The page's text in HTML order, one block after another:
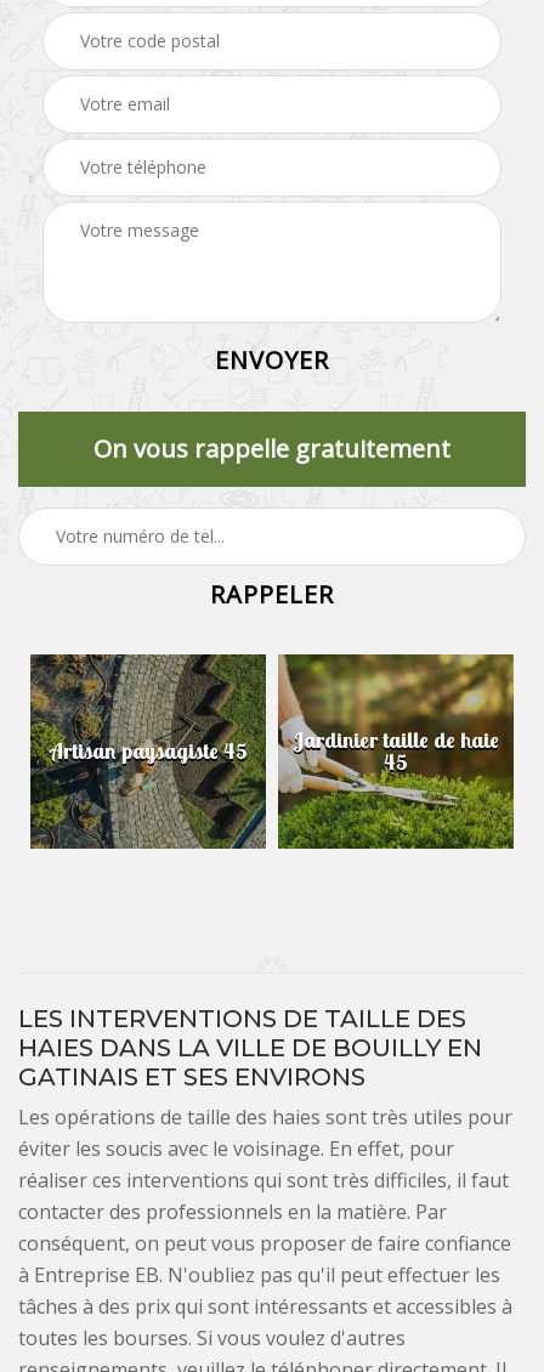
On vous rappelle gratuitement
Artisan paysagiste 45 Jardinier taille de haie
45
LES INTERVENTIONS DE TAILLE DES
HAIES DANS LA VILLE DE BOUILLY EN
GATINAIS ET SES ENVIRONS
Les opérations de taille des haies sont très utiles pour
éviter les soucis avec le voisinage. En effet, pour
réaliser ces interventions qui sont très difficiles, il faut
contacter des professionnels en la matière. Par
conséquent, on peut vous proposer de faire confiance
à Entreprise EB. N'oubliez pas qu'il peut effectuer les
tâches à des prix qui sont intéressants et accessibles à
toutes les bourses. Si vous voulez d'autres